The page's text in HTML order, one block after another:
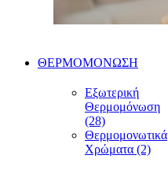
ΘΕΡΜΟΜΟΝΩΣΗ
Εξωτερική
Θερμομόνωση
(28)
Θερμομονωτικά
Χρώματα (2)